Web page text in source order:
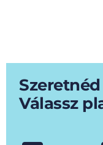
Válassz